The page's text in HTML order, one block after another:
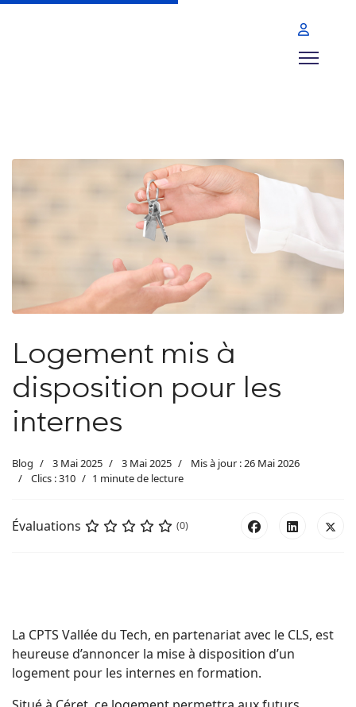
Logement mis à
disposition pour les
internes
Blog 3 Mai 2025 3 Mai 2025
Mis à jour : 26 Mai 2026
Clics : 310
1 minute de lecture
Évaluations (0)
La CPTS Vallée du Tech, en partenariat avec le CLS, est
heureuse d’annoncer la mise à disposition d’un
logement pour les internes en formation.